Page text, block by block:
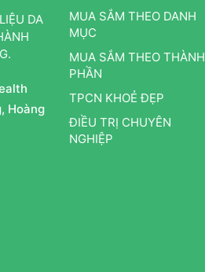
DA
Hoàng
MUA SẮM THEO DANH
MỤC
MUA SẮM THEO THÀNH
PHẦN
TPCN KHOẺ ĐẸP
ĐIỀU TRỊ CHUYÊN
NGHIỆP